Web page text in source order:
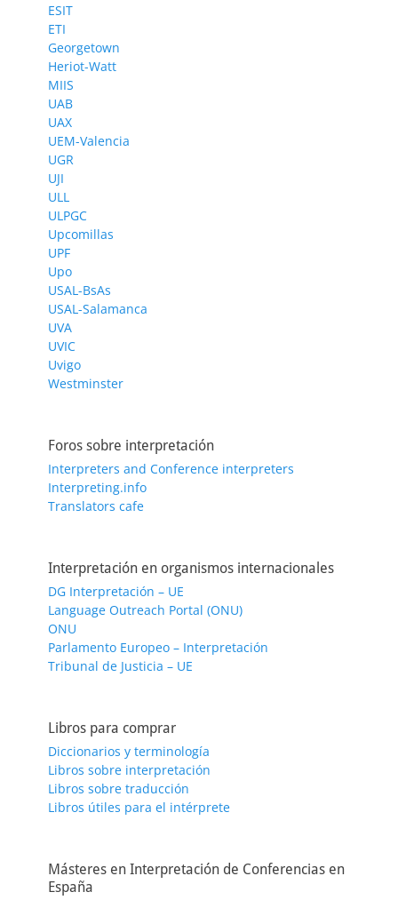
ESIT
ETI
Georgetown
Heriot-Watt
MIIS
UAB
UAX
UEM-Valencia
UGR
UJI
ULL
ULPGC
Upcomillas
UPF
Upo
USAL-BsAs
USAL-Salamanca
UVA
UVIC
Uvigo
Westminster
Foros sobre interpretación
Interpreters and Conference interpreters
Interpreting.info
Translators cafe
Interpretación en organismos internacionales
DG Interpretación – UE
Language Outreach Portal (ONU)
ONU
Parlamento Europeo – Interpretación
Tribunal de Justicia – UE
Libros para comprar
Diccionarios y terminología
Libros sobre interpretación
Libros sobre traducción
Libros útiles para el intérprete
Másteres en Interpretación de Conferencias en
España